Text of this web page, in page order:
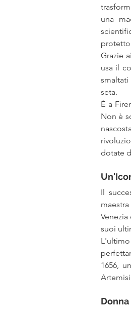
una
Grazie
usa il
seta.
È a
Non è
dotate
Il
suoi
1656,